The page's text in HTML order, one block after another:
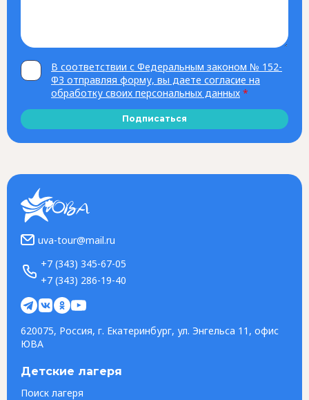
В соответствии с Федеральным законом № 152-
ФЗ отправляя форму, вы даете согласие на
обработку своих персональных данных *
Подписаться
uva-tour@mail.ru
+7 (343) 345-67-05
+7 (343) 286-19-40
620075, Россия, г. Екатеринбург, ул. Энгельса 11, офис
ЮВА
Детские лагеря
Поиск лагеря